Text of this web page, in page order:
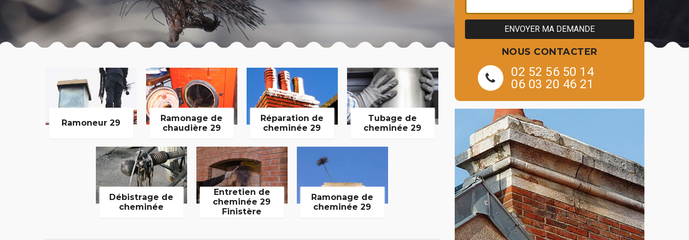
Ramoneur 29
Ramonage de
chaudière 29
Réparation de
cheminée 29
Tubage de
cheminée 29
Débistrage de
cheminée
Entretien de
cheminée 29
Finistère
Ramonage de
cheminée 29
NOUS CONTACTER
02 52 56 50 14
06 03 20 46 21